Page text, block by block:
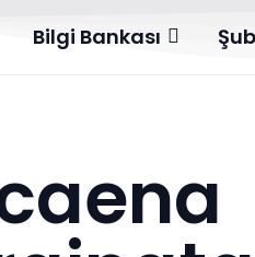
Bilgi Bankası